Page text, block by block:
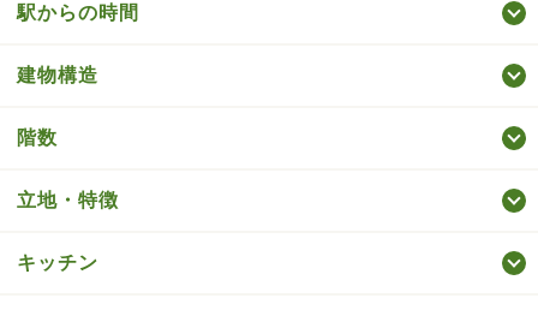
駅からの時間
建物構造
階数
立地・特徴
キッチン